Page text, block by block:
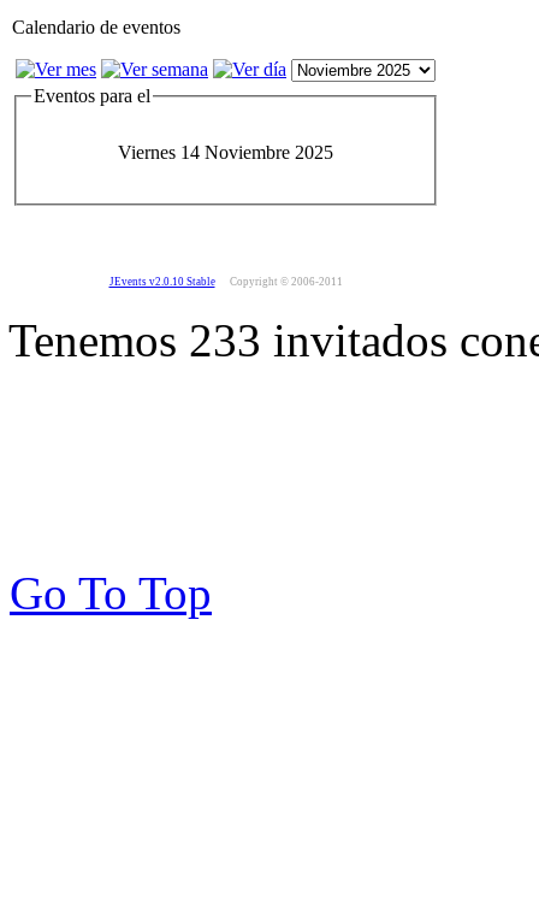
Calendario de eventos
Eventos para el
Viernes 14 Noviembre 2025
JEvents v2.0.10 Stable Copyright © 2006-2011
Tenemos 233 invitados
Go To Top